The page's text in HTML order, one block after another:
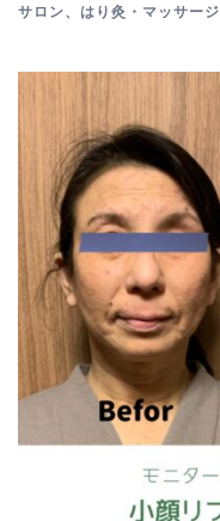
サロン、 はり灸・マッサージ